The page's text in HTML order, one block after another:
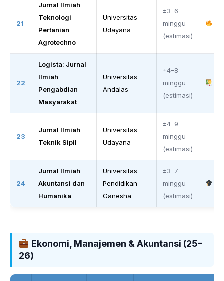
21
Jurnal Ilmiah
Teknologi
Pertanian
Agrotechno
Universitas
Udayana
±3–6
minggu
(estimasi)
22
Logista: Jurnal
Ilmiah
Pengabdian
Masyarakat
Universitas
Andalas
±4–8
minggu
(estimasi)
23
Jurnal Ilmiah
Teknik Sipil
Universitas
Udayana
±4–9
minggu
(estimasi)
24
Jurnal Ilmiah
Akuntansi dan
Humanika
Universitas
Pendidikan
Ganesha
±3–7
minggu
(estimasi)
Ekonomi, Manajemen & Akuntansi (25–
26)